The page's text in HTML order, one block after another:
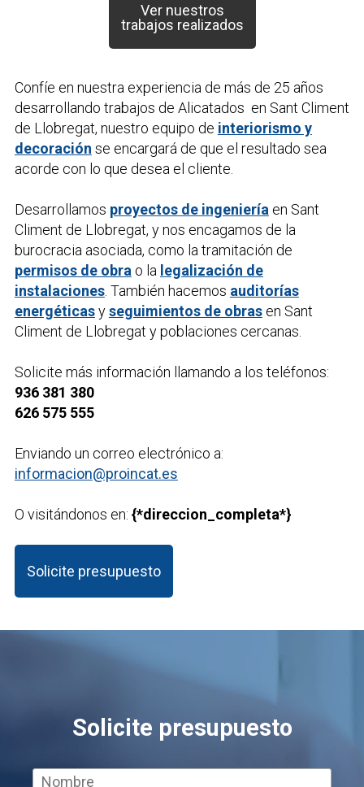
Ver nuestros
trabajos realizados
Confíe en nuestra experiencia de más de 25 años
desarrollando trabajos de Alicatados en Sant Climent
de Llobregat, nuestro equipo de interiorismo y
decoración se encargará de que el resultado sea
acorde con lo que desea el cliente.
Desarrollamos proyectos de ingeniería en Sant
Climent de Llobregat, y nos encagamos de la
burocracia asociada, como la tramitación de
permisos de obra o la legalización de
instalaciones. También hacemos auditorías
energéticasyseguimientos de obrasen Sant
Climent de Llobregat y poblaciones cercanas.
Solicite más información llamando a los teléfonos:
936 381 380
626 575 555
Enviando un correo electrónico a:
informacion@proincat.es
O visitándonos en: {*direccion_completa*}
Solicite presupuesto
Solicite presupuesto